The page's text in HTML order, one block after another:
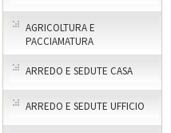
AGRICOLTURA E
PACCIAMATURA
ARREDO E SEDUTE CASA
ARREDO E SEDUTE UFFICIO